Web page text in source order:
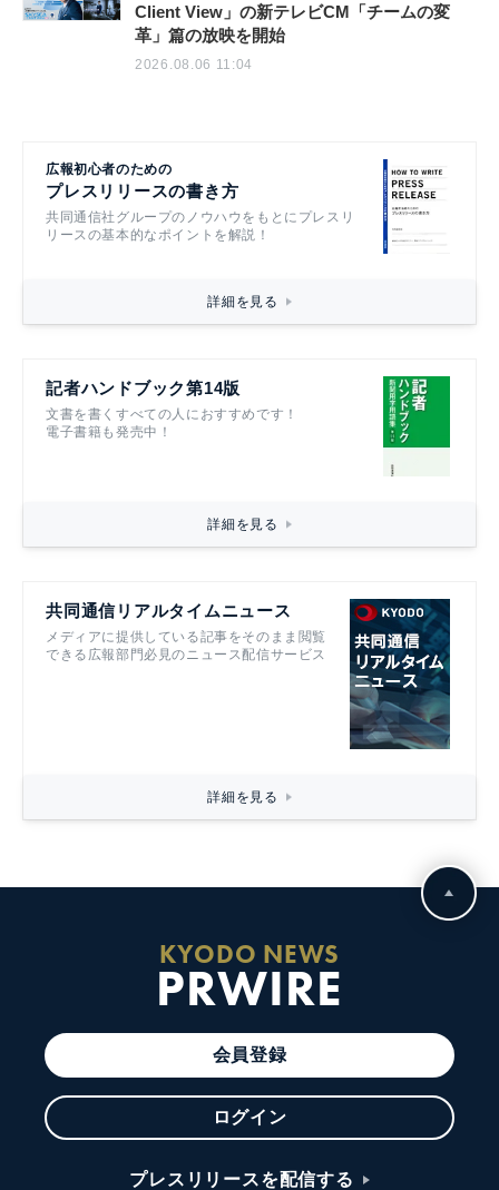
Client View」の新テレビCM「チームの変
革」篇の放映を開始
2026.08.06 11:04
広報初心者のための
プレスリリースの書き方
共同通信社グループのノウハウをもとにプレスリ
リースの基本的なポイントを解説！
詳細を見る
記者ハンドブック第14版
文書を書くすべての人におすすめです！
電子書籍も発売中！
詳細を見る
共同通信リアルタイムニュース
メディアに提供している記事をそのまま閲覧
できる広報部門必見のニュース配信サービス
詳細を見る
KYODO NEWS
PRWIRE
会員登録
ログイン
プレスリリースを配信する